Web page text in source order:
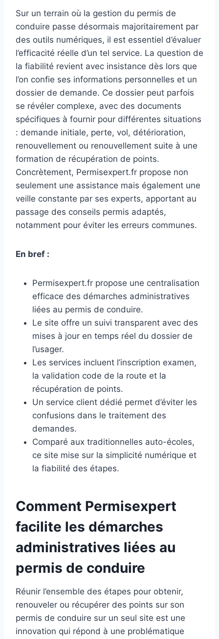
Sur un terrain où la gestion du permis de
conduire passe désormais majoritairement par
des outils numériques, il est essentiel d’évaluer
l’efficacité réelle d’un tel service. La question de
la fiabilité revient avec insistance dès lors que
l’on confie ses informations personnelles et un
dossier de demande. Ce dossier peut parfois
se révéler complexe, avec des documents
spécifiques à fournir pour différentes situations
: demande initiale, perte, vol, détérioration,
renouvellement ou renouvellement suite à une
formation de récupération de points.
Concrètement, Permisexpert.fr propose non
seulement une assistance mais également une
veille constante par ses experts, apportant au
passage des conseils permis adaptés,
notamment pour éviter les erreurs communes.
En bref :
Permisexpert.fr propose une centralisation
efficace des démarches administratives
liées au permis de conduire.
Le site offre un suivi transparent avec des
mises à jour en temps réel du dossier de
l’usager.
Les services incluent l’inscription examen,
la validation code de la route et la
récupération de points.
Un service client dédié permet d’éviter les
confusions dans le traitement des
demandes.
Comparé aux traditionnelles auto-écoles,
ce site mise sur la simplicité numérique et
la fiabilité des étapes.
Comment Permisexpert
facilite les démarches
administratives liées au
permis de conduire
Réunir l’ensemble des étapes pour obtenir,
renouveler ou récupérer des points sur son
permis de conduire sur un seul site est une
innovation qui répond à une problématique